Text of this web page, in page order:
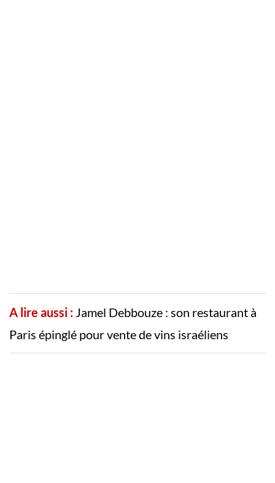
A lire aussi : Jamel Debbouze : son restaurant à
Paris épinglé pour vente de vins israéliens